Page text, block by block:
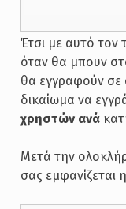
Έτσι με αυτό τον
όταν θα μπουν
θα εγγραφούν σε
δικαίωμα να
χρηστών ανά
Μετά την
σας